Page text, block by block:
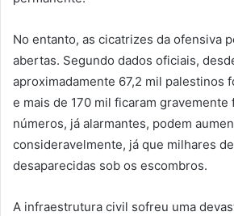
No entanto, as cicatrizes da ofensiva
abertas. Segundo dados oficiais,
aproximadamente 67,2 mil palestinos
e mais de 170 mil ficaram gravemente
números, já alarmantes, podem
consideravelmente, já que milhares
desaparecidas sob os escombros.
A infraestrutura civil sofreu uma